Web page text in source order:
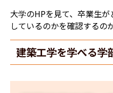
大学のHPを見て、卒業生
しているのかを確認するの
建築工学を学べる学